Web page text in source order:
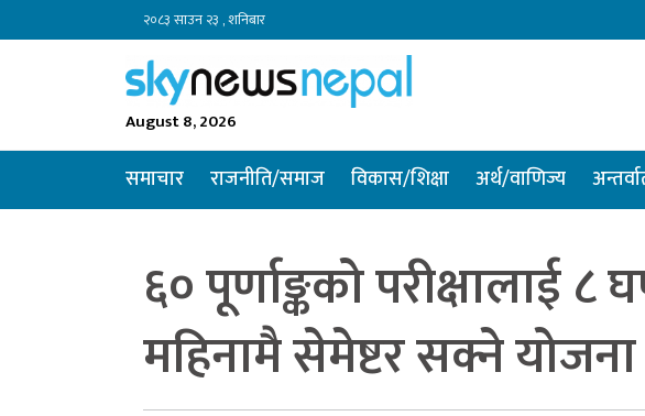
२०८३ साउन २३ , शनिबार
August 8, 2026
समाचार राजनीति/समाज विकास/शिक्षा अर्थ/वाणिज्य
६० पूर्णाङ्कको परीक्षालाई
महिनामै सेमेष्टर सक्ने